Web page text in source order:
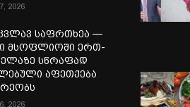
2026
საფრთხეა —
მსოფლიოში ერთ-
სწრაფად
აფეთქება
2026